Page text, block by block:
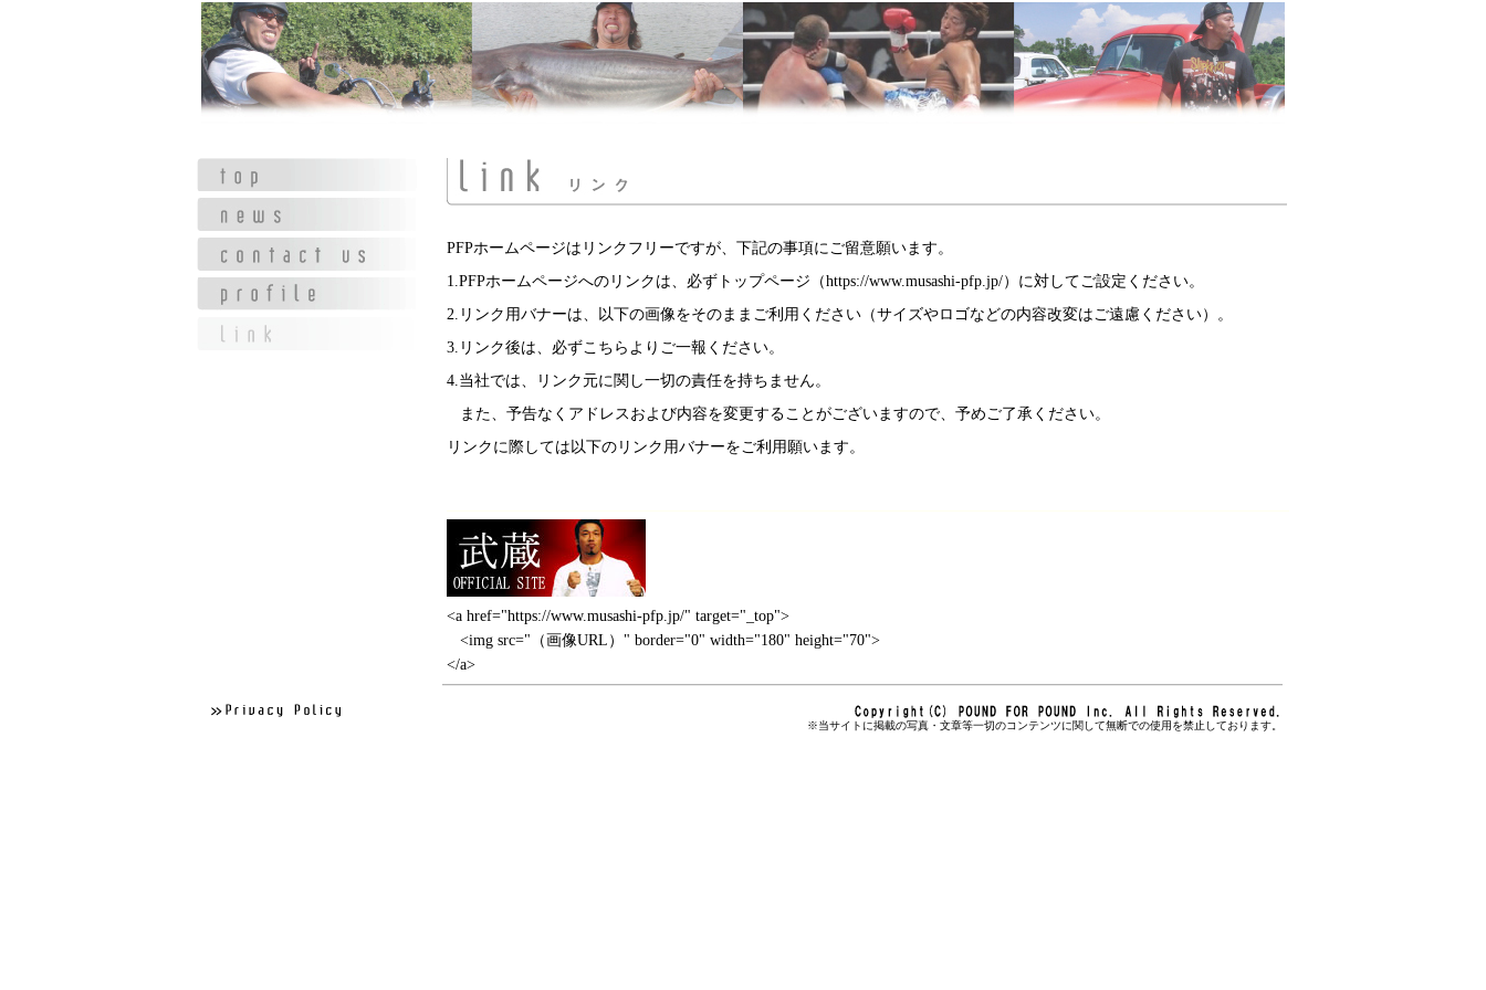
PFPホームページはリンクフリーですが、下記の事項にご留意願います。
1.PFPホームページへのリンクは、必ずトップページ（https://www.musashi-pfp.jp/）に対してご設定ください。
2.リンク用バナーは、以下の画像をそのままご利用ください（サイズやロゴなどの内容改変はご遠慮ください）。
3.リンク後は、必ずこちら よりご一報ください。
4.当社では、リンク元に関し一切の責任を持ちません。
また、予告なくアドレスおよび内容を変更することがございますので、予めご了承ください。
リンクに際しては以下のリンク用バナーをご利用願います。
<a href="https://www.musashi-pfp.jp/" target="_top">
<img src="（画像URL）" border="0" width="180" height="70">
</a>
※当サイトに掲載の写真・文章等一切のコンテンツに関して無断での使用を禁止しております。